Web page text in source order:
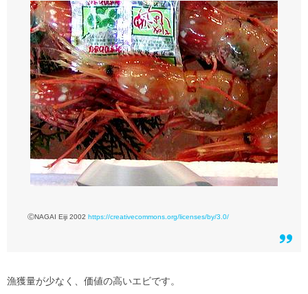
ⒸNAGAI Eiji 2002 https://creativecommons.org/licenses/by/3.0/
漁獲量が少なく、価値の高いエビです。